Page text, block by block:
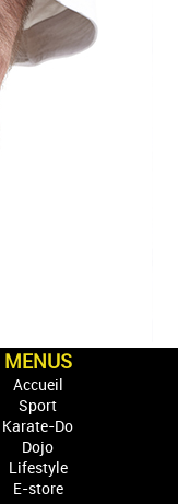
MENUS
Accueil
Sport
Karate-Do
Dojo
Lifestyle
E-store